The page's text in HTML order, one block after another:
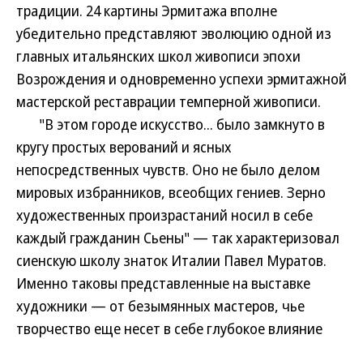
традиции. 24 картины Эрмитажа вполне
убедительно представляют эволюцию одной из
главных итальянских школ живописи эпохи
Возрождения и одновременно успехи эрмитажной
мастерской реставрации темперной живописи.
"В этом городе искусство... было замкнуто в
кругу простых верований и ясных
непосредственных чувств. Оно не было делом
мировых избранников, всеобщих гениев. Зерно
художественных произрастаний носил в себе
каждый гражданин Сьены" — так характеризовал
сиенскую школу знаток Италии Павел Муратов.
Именно таковы представленные на выставке
художники — от безымянных мастеров, чье
творчество еще несет в себе глубокое влияние